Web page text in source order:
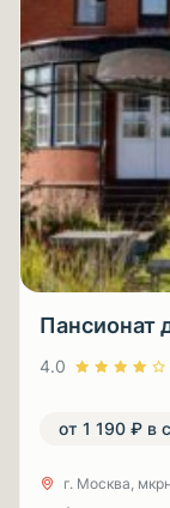
Пансионат
4.0
от 1 190 ₽ в
г. Москва,